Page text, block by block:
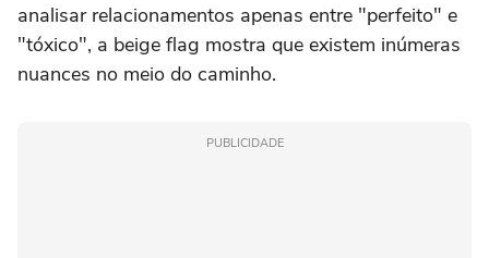
analisar relacionamentos apenas entre "perfeito" e
"tóxico", a beige flag mostra que existem inúmeras
nuances no meio do caminho.
PUBLICIDADE